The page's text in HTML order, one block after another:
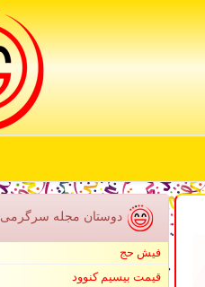
دوستان مجله سرگرمی
فیش حج
قیمت بیسیم کنوود